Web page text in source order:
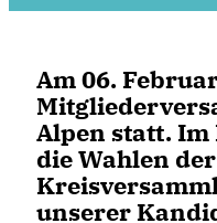
Am 06.
Alpen statt.
die Wahlen
unserer